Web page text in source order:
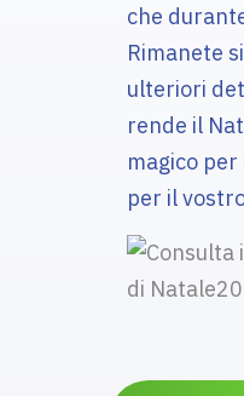
che
Rimanete
ulteriori
rende il
magico
per il